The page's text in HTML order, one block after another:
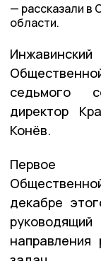
рассказали
области.
седьмого
директор
Конёв.
Первое
декабре